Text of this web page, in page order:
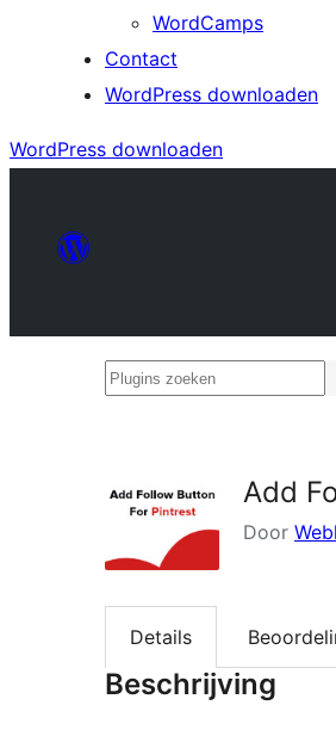
WordCamps
Contact
WordPress downloaden
WordPress downloaden
Plugins
Add
Door
Details
Beschrijving